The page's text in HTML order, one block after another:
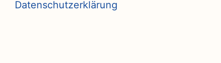
Datenschutzerklärung